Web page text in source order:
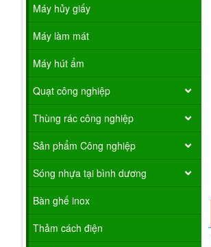
Máy hủy giấy
Máy làm mát
Máy hút ẩm
Quạt công nghiệp
Thùng rác công nghiệp
Sản phẩm Công nghiệp
Sóng nhựa tại bình dương
Bàn ghế inox
Thảm cách điện